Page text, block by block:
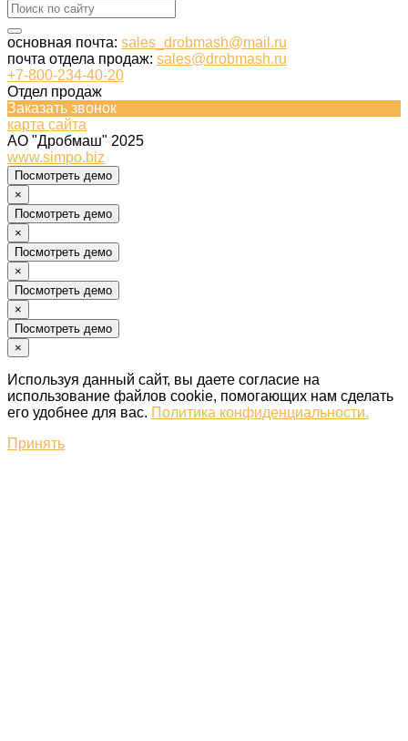
основная почта: sales_drobmash@mail.ru
почта отдела продаж: sales@drobmash.ru
+7-800-234-40-20
Отдел продаж
Заказать звонок
карта сайта
АО "Дробмаш" 2025
www.simpo.biz
Посмотреть демо
×
Посмотреть демо
×
Посмотреть демо
×
Посмотреть демо
×
Посмотреть демо
×
Используя данный сайт, вы даете согласие на
использование файлов cookie, помогающих нам сделать
его удобнее для вас. Политика конфиденциальности.
Принять